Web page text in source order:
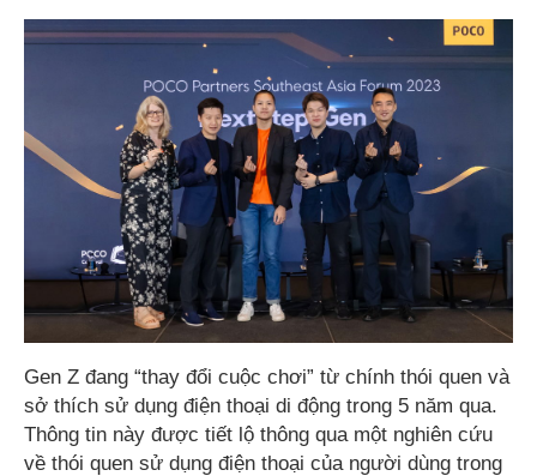
Gen Z đang “thay đổi cuộc chơi” từ chính thói quen và
sở thích sử dụng điện thoại di động trong 5 năm qua.
Thông tin này được tiết lộ thông qua một nghiên cứu
về thói quen sử dụng điện thoại của người dùng trong